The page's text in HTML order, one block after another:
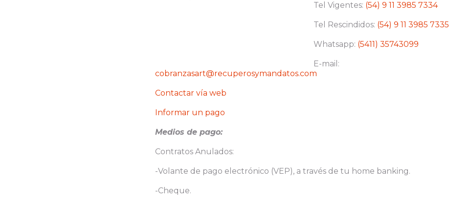
Tel Vigentes: (54) 9 11 3985 7334
Tel Rescindidos: (54) 9 11 3985 7335
Whatsapp: (5411) 35743099
E-mail:
cobranzasart@recuperosymandatos.com
Contactar vía web
Informar un pago
Medios de pago:
Contratos Anulados:
-Volante de pago electrónico (VEP), a través de tu home banking.
-Cheque.